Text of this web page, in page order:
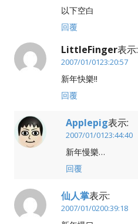
以下空白
回覆
LittleFinger表示:
2007/01/0123:20:57
新年快樂!!
回覆
Applepig表示:
2007/01/0123:44:40
新年慢樂…
回覆
仙人掌表示:
2007/01/0200:39:18